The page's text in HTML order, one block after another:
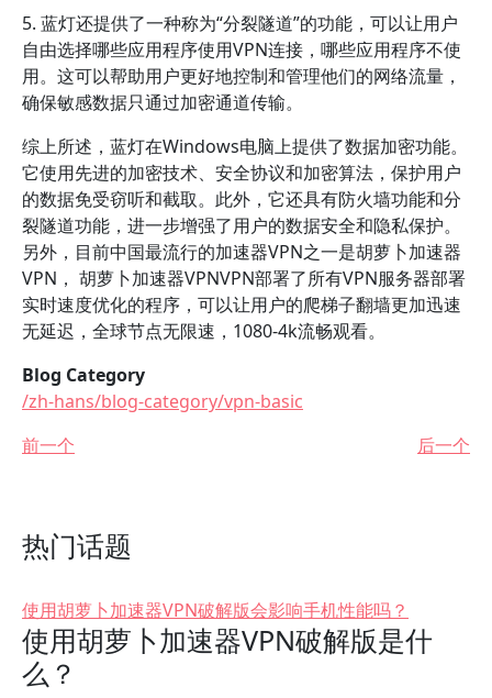
5. 蓝灯还提供了一种称为“分裂隧道”的功能，可以让用户
自由选择哪些应用程序使用VPN连接，哪些应用程序不使
用。这可以帮助用户更好地控制和管理他们的网络流量，
确保敏感数据只通过加密通道传输。
综上所述，蓝灯在Windows电脑上提供了数据加密功能。
它使用先进的加密技术、安全协议和加密算法，保护用户
的数据免受窃听和截取。此外，它还具有防火墙功能和分
裂隧道功能，进一步增强了用户的数据安全和隐私保护。
另外，目前中国最流行的加速器VPN之一是胡萝卜加速器
VPN， 胡萝卜加速器VPNVPN部署了所有VPN服务器部署
实时速度优化的程序，可以让用户的爬梯子翻墙更加迅速
无延迟，全球节点无限速，1080-4k流畅观看。
Blog Category
/zh-hans/blog-category/vpn-basic
前一个
后一个
热门话题
使用胡萝卜加速器VPN破解版会影响手机性能吗？
使用胡萝卜加速器VPN破解版是什
么？